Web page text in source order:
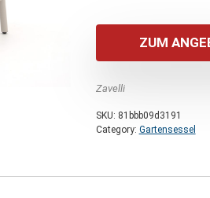
ZUM
Zavelli
SKU: 81bbb09d3191
Category: Gartensessel